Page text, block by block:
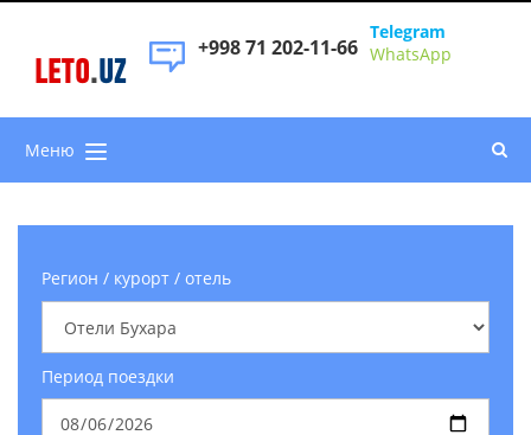
LETO.UZ
+998 71 202-11-66
Telegram
WhatsApp
Меню
Регион / курорт / отель
Период поездки